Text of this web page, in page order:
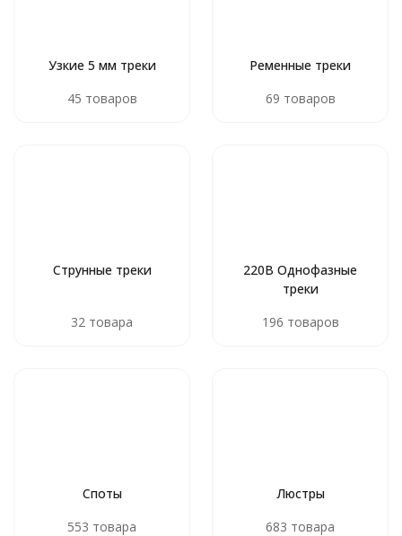
Узкие 5 мм треки
45 товаров
Ременные треки
69 товаров
Струнные треки
32 товара
220В Однофазные
треки
196 товаров
Споты
553 товара
Люстры
683 товара